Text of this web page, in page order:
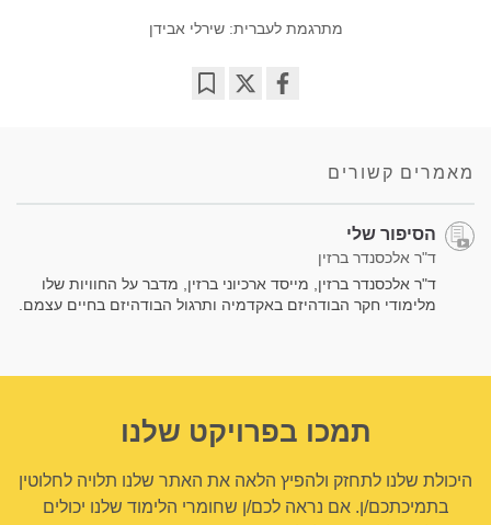
מתרגמת לעברית: שירלי אבידן
מאמרים קשורים
הסיפור שלי
ד"ר אלכסנדר ברזין
ד"ר אלכסנדר ברזין, מייסד ארכיוני ברזין, מדבר על החוויות שלו
מלימודי חקר הבודהיזם באקדמיה ותרגול הבודהיזם בחיים עצמם.
תמכו בפרויקט שלנו
היכולת שלנו לתחזק ולהפיץ הלאה את האתר שלנו תלויה לחלוטין
בתמיכתכם/ן. אם נראה לכם/ן שחומרי הלימוד שלנו יכולים